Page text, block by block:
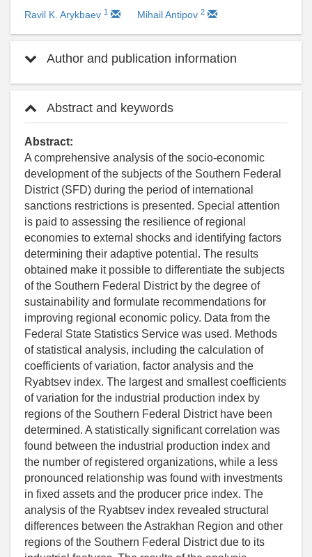
Ravil K. Arykbaev 1 Mihail Antipov 2
Author and publication information
Abstract and keywords
Abstract:
A comprehensive analysis of the socio-economic
development of the subjects of the Southern Federal
District (SFD) during the period of international
sanctions restrictions is presented. Special attention
is paid to assessing the resilience of regional
economies to external shocks and identifying factors
determining their adaptive potential. The results
obtained make it possible to differentiate the subjects
of the Southern Federal District by the degree of
sustainability and formulate recommendations for
improving regional economic policy. Data from the
Federal State Statistics Service was used. Methods
of statistical analysis, including the calculation of
coefficients of variation, factor analysis and the
Ryabtsev index. The largest and smallest coefficients
of variation for the industrial production index by
regions of the Southern Federal District have been
determined. A statistically significant correlation was
found between the industrial production index and
the number of registered organizations, while a less
pronounced relationship was found with investments
in fixed assets and the producer price index. The
analysis of the Ryabtsev index revealed structural
differences between the Astrakhan Region and other
regions of the Southern Federal District due to its